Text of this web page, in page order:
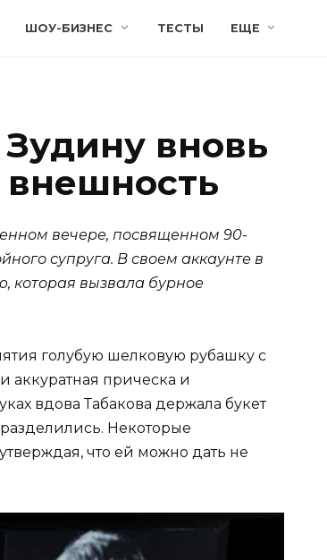
ШОУ-БИЗНЕС ТЕСТЫ ЕЩЕ
вновь
внешность
вечере, посвященном 90-
супруга. В своем аккаунте в
которая вызвала бурное
голубую шелковую рубашку с
аккуратная прическа и
вдова Табакова держала букет
Некоторые
что ей можно дать не